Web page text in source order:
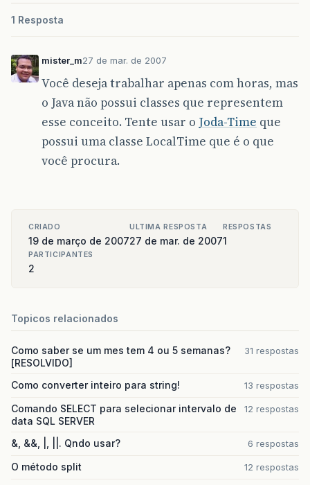
1 Resposta
mister_m27 de mar. de 2007
Você deseja trabalhar apenas com horas, mas
o Java não possui classes que representem
esse conceito. Tente usar o Joda-Time que
possui uma classe LocalTime que é o que
você procura.
CRIADO
19 de março de 2007
ULTIMA RESPOSTA
27 de mar. de 2007
RESPOSTAS
1
PARTICIPANTES
2
Topicos relacionados
Como saber se um mes tem 4 ou 5 semanas?
[RESOLVIDO]
31 respostas
Como converter inteiro para string! 13 respostas
Comando SELECT para selecionar intervalo de
data SQL SERVER
12 respostas
&, &&, |, ||. Qndo usar? 6 respostas
O método split 12 respostas